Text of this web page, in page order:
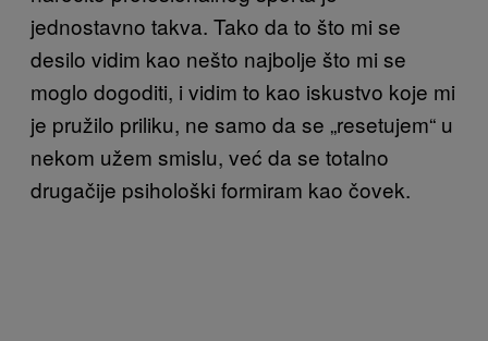
jednostavno takva. Tako da to što mi se
desilo vidim kao nešto najbolje što mi se
moglo dogoditi, i vidim to kao iskustvo koje mi
je pružilo priliku, ne samo da se „resetujem“ u
nekom užem smislu, već da se totalno
drugačije psihološki formiram kao čovek.